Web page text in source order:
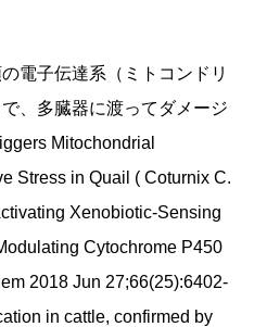
電子伝達系（ミトコンドリ
、多臓器に渡ってダメージ
Mitochondrial
Stress in Quail ( Coturnix C.
Xenobiotic-Sensing
Cytochrome P450
2018 Jun 27;66(25):6402-
in cattle, confirmed by